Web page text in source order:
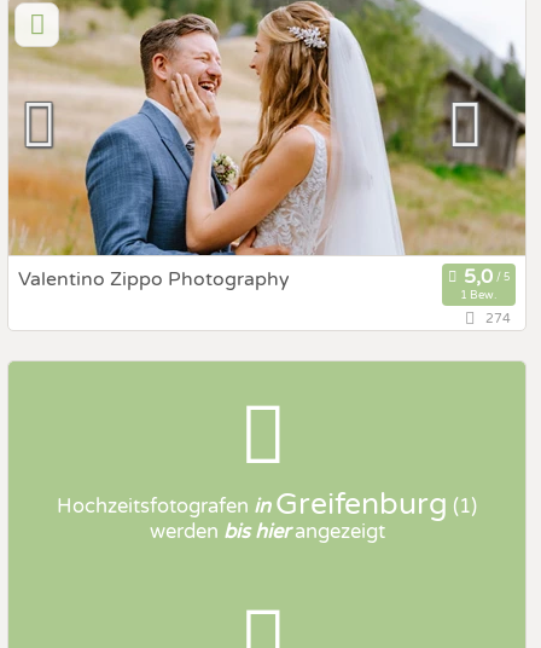
Valentino Zippo Photography
1 Bew.
274
Hochzeitsfotografen in Greifenburg (1)
werden bis hierangezeigt